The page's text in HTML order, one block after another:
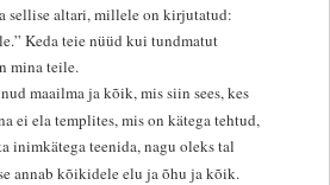
sellise altari, millele on kirjutatud:
Keda teie nüüd kui tundmatut
mina teile.
maailma ja kõik, mis siin sees, kes
ei ela templites, mis on kätega tehtud,
inimkätega teenida, nagu oleks tal
annab kõikidele elu ja õhu ja kõik.